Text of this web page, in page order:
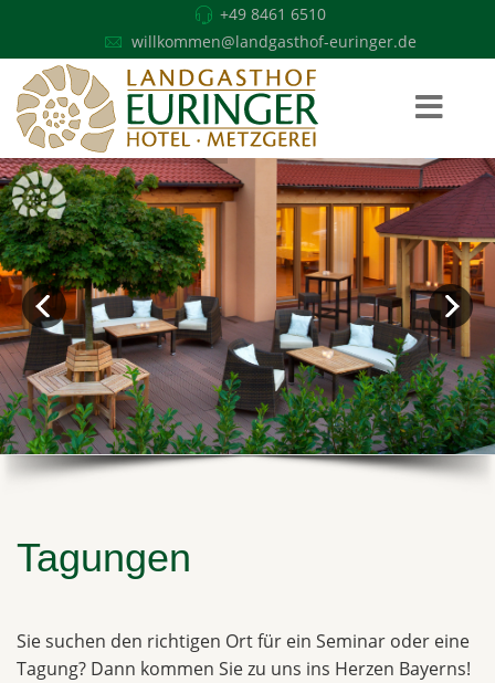
+49 8461 6510
willkommen@landgasthof-euringer.de
Tagungen
Sie suchen den richtigen Ort für ein Seminar oder eine
Tagung? Dann kommen Sie zu uns ins Herzen Bayerns!